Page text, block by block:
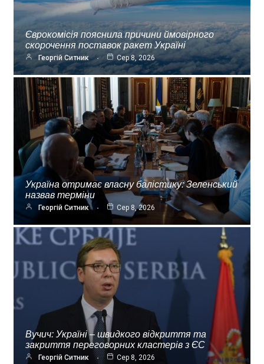
Єврокомісія пояснила причини ймовірного
скорочення поставок ракет Україні
Георгій Ситник Сер 8, 2026
Україна отримає власну балістику: Зеленський
назвав терміни
Георгій Ситник Сер 8, 2026
Вучич: Україні – швидкого відкриття та
закриття переговорних кластерів з ЄС
Георгій Ситник Сер 8, 2026